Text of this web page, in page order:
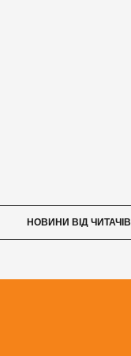
НОВИНИ ВІД ЧИТАЧІВ